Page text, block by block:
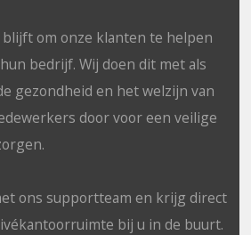
om onze klanten te helpen
bedrijf. Wij doen dit met als
gezondheid en het welzijn van
door voor een veilige
ons supportteam en krijg direct
bij u in de buurt.